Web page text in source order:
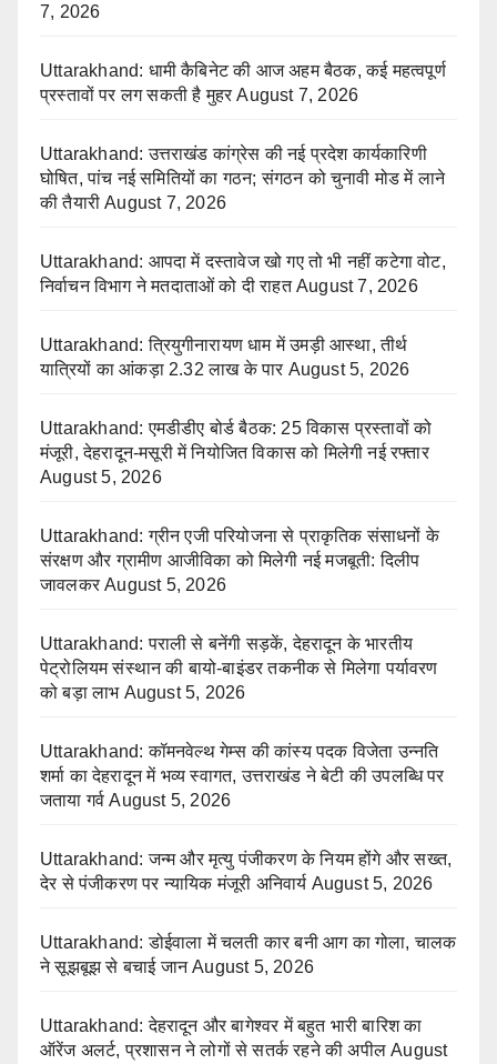
7, 2026
Uttarakhand: धामी कैबिनेट की आज अहम बैठक, कई महत्वपूर्ण
प्रस्तावों पर लग सकती है मुहर August 7, 2026
Uttarakhand: उत्तराखंड कांग्रेस की नई प्रदेश कार्यकारिणी
घोषित, पांच नई समितियों का गठन; संगठन को चुनावी मोड में लाने
की तैयारी August 7, 2026
Uttarakhand: आपदा में दस्तावेज खो गए तो भी नहीं कटेगा वोट,
निर्वाचन विभाग ने मतदाताओं को दी राहत August 7, 2026
Uttarakhand: त्रियुगीनारायण धाम में उमड़ी आस्था, तीर्थ
यात्रियों का आंकड़ा 2.32 लाख के पार August 5, 2026
Uttarakhand: एमडीडीए बोर्ड बैठक: 25 विकास प्रस्तावों को
मंजूरी, देहरादून-मसूरी में नियोजित विकास को मिलेगी नई रफ्तार
August 5, 2026
Uttarakhand: ग्रीन एजी परियोजना से प्राकृतिक संसाधनों के
संरक्षण और ग्रामीण आजीविका को मिलेगी नई मजबूती: दिलीप
जावलकर August 5, 2026
Uttarakhand: पराली से बनेंगी सड़कें, देहरादून के भारतीय
पेट्रोलियम संस्थान की बायो-बाइंडर तकनीक से मिलेगा पर्यावरण
को बड़ा लाभ August 5, 2026
Uttarakhand: कॉमनवेल्थ गेम्स की कांस्य पदक विजेता उन्नति
शर्मा का देहरादून में भव्य स्वागत, उत्तराखंड ने बेटी की उपलब्धि पर
जताया गर्व August 5, 2026
Uttarakhand: जन्म और मृत्यु पंजीकरण के नियम होंगे और सख्त,
देर से पंजीकरण पर न्यायिक मंजूरी अनिवार्य August 5, 2026
Uttarakhand: डोईवाला में चलती कार बनी आग का गोला, चालक
ने सूझबूझ से बचाई जान August 5, 2026
Uttarakhand: देहरादून और बागेश्वर में बहुत भारी बारिश का
ऑरेंज अलर्ट, प्रशासन ने लोगों से सतर्क रहने की अपील August